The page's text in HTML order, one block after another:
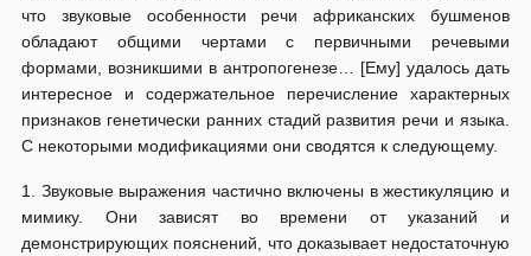
что звуковые особенности речи африканских бушменов
обладают общими чертами с первичными речевыми
формами, возникшими в антропогенезе… [Ему] удалось дать
интересное и содержательное перечисление характерных
признаков генетически ранних стадий развития речи и языка.
С некоторыми модификациями они сводятся к следующему.
1. Звуковые выражения частично включены в жестикуляцию и
мимику. Они зависят во времени от указаний и
демонстрирующих пояснений, что доказывает недостаточную